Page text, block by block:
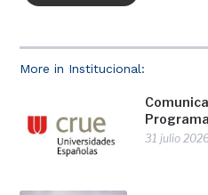
More in Institucional:
31 julio 2026